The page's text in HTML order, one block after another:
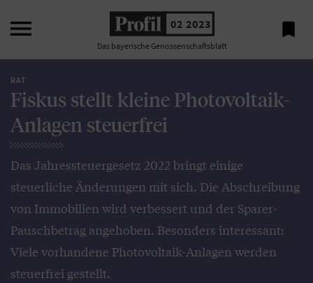
 02 2023
Das bayerische Genossenschaftsblatt

RAT
Fiskus stellt kleine Photovoltaik-
Anlagen steuerfrei
Das Jahressteuergesetz 2022 bringt einige
steuerliche Änderungen mit sich. Die Abschreibung
von Immobilien wird verbessert und der Sparer-
Pauschbetrag angehoben. Besonders interessant:
Viele vorhandene Photovoltaik-Anlagen werden
steuerfrei gestellt.